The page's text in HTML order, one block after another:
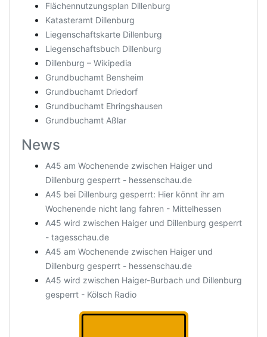
Flächennutzungsplan Dillenburg
Katasteramt Dillenburg
Liegenschaftskarte Dillenburg
Liegenschaftsbuch Dillenburg
Dillenburg – Wikipedia
Grundbuchamt Bensheim
Grundbuchamt Driedorf
Grundbuchamt Ehringshausen
Grundbuchamt Aßlar
News
A45 am Wochenende zwischen Haiger und
Dillenburg gesperrt - hessenschau.de
A45 bei Dillenburg gesperrt: Hier könnt ihr am
Wochenende nicht lang fahren - Mittelhessen
A45 wird zwischen Haiger und Dillenburg gesperrt
- tagesschau.de
A45 am Wochenende zwischen Haiger und
Dillenburg gesperrt - hessenschau.de
A45 wird zwischen Haiger-Burbach und Dillenburg
gesperrt - Kölsch Radio